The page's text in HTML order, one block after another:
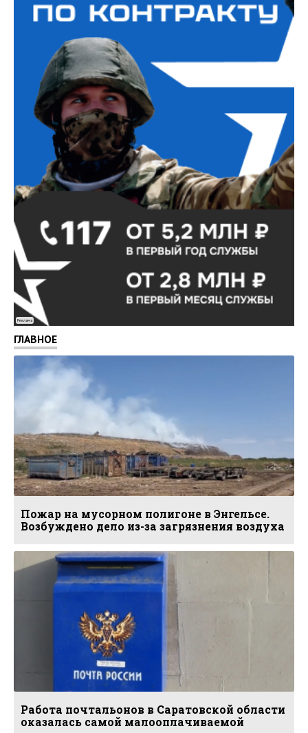
Реклама
ГЛАВНОЕ
Пожар на мусорном полигоне в Энгельсе.
Возбуждено дело из-за загрязнения воздуха
Работа почтальонов в Саратовской области
оказалась самой малооплачиваемой